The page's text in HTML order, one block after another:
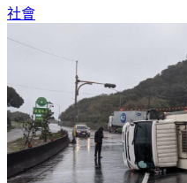
社會